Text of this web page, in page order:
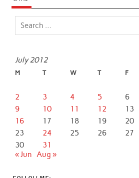
July 2012
M T W T F
2
3 4 5 6
9
10 11 12 13
16
17 18 19 20
23
24 25 26 27
30
31
« Jun Aug »